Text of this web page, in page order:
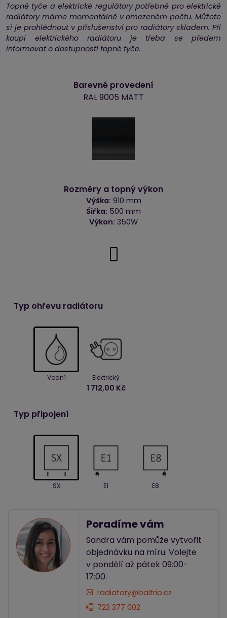
Topné tyče a elektrické regulátory potřebné pro elektrické
radiátory máme momentálně v omezeném počtu. Můžete
si je prohlédnout v příslušenství pro radiátory skladem. Při
koupi elektrického radiátoru je třeba se předem
informovat o dostupnosti topné tyče.
Barevné provedení
RAL 9005 MATT
Rozměry a topný výkon
Výška: 910 mm
Šířka: 500 mm
Výkon: 350W
Typ ohřevu radiátoru
Vodní Elektrický
1 712,00 Kč
Typ připojení
SX E1 E8
Poradíme vám
Sandra vám pomůže vytvořit
objednávku na míru. Volejte
v pondělí až pátek 09:00-
17:00.
radiatory@baltrio.cz
723 377 002